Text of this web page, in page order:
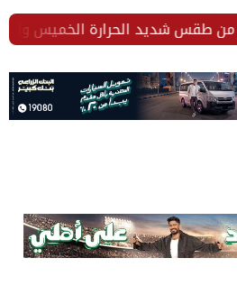
شديد الحرارة الخميس والعظمى